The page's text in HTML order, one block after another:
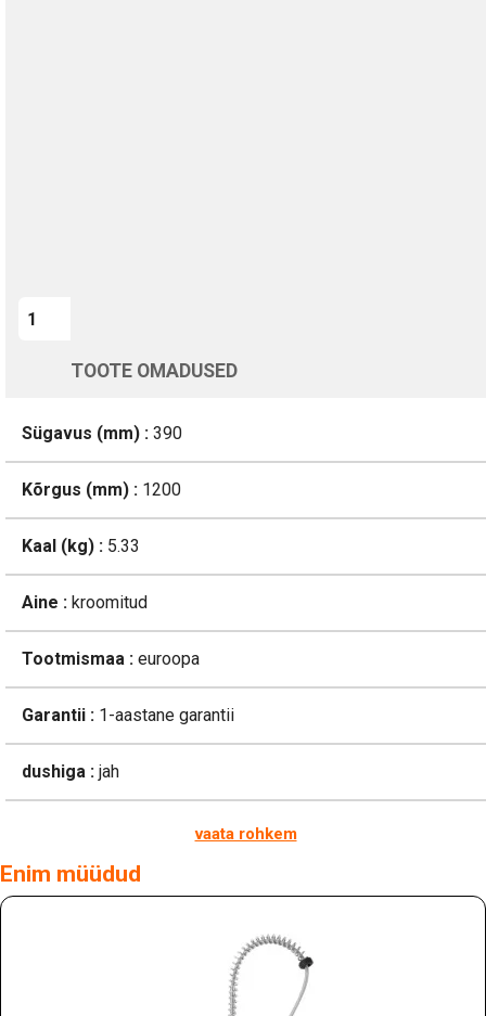
TOOTE OMADUSED
Sügavus (mm) : 390
Kõrgus (mm) : 1200
Kaal (kg) : 5.33
Aine : kroomitud
Tootmismaa : euroopa
Garantii : 1-aastane garantii
dushiga : jah
vaata rohkem
Enim müüdud